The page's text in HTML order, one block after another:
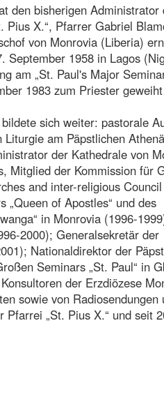
den bisherigen Administrator
Pius X.“, Pfarrer Gabriel
von Monrovia (Liberia)
September 1958 in Lagos
am „St. Paul's Major
1983 zum Priester
sich weiter: pastorale
am Päpstlichen
der Kathedrale von
Mitglied der Kommission für
and inter-religious
„Queen of Apostles“ und des
in Monrovia (1996-
2000); Generalsekretär der
Nationaldirektor der
Seminars „St. Paul“ in
der Erzdiözese
sowie von Radiosendungen
„St. Pius X.“ und seit